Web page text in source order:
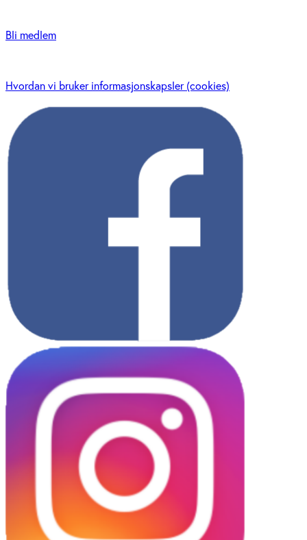
Bli medlem
Hvordan vi bruker informasjonskapsler (cookies)